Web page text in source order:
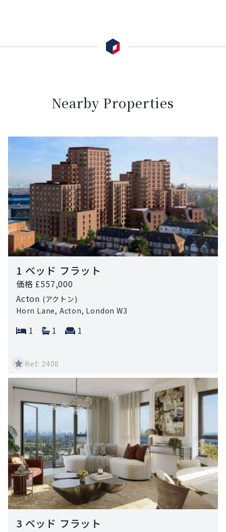
Nearby Properties
1 ベッド フラット
価格 £557,000
Acton (アクトン)
Horn Lane, Acton, London W3
Bedrooms:
1 Bathrooms:
1 Reception rooms:
1
Ref: 2408
3 ベッド フラット